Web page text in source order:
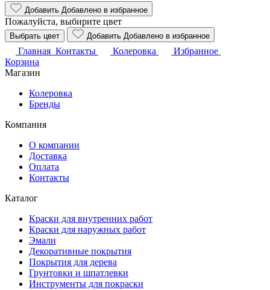
Добавить Добавлено в избранное
Пожалуйста, выбирите цвет
Выбрать цвет Добавить Добавлено в избранное
Главная Контакты Колеровка
Избранное
Корзина
Магазин
Колеровка
Бренды
Компания
О компании
Доставка
Оплата
Контакты
Каталог
Краски для внутренних работ
Краски для наружных работ
Эмали
Декоративные покрытия
Покрытия для дерева
Грунтовки и шпатлевки
Инструменты для покраски